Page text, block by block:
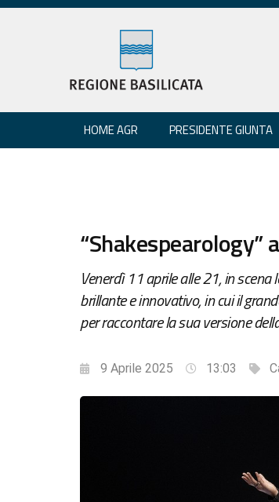
HOME AGR PRESIDENTE GIUNTA
“Shakespearology”
Venerdì 11 aprile alle 21, in
brillante e innovativo, in cui il
per raccontare la sua versione
9 Aprile 2025 13:03